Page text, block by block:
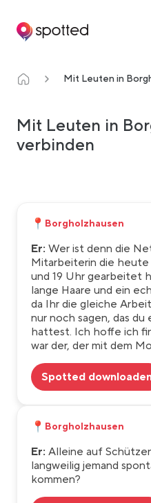
Main navigation
Mit Leuten in
Mit Leuten in
verbinden
📍 Borgholzhausen
Er: Wer ist denn die
Mitarbeiterin die heute
und 19 Uhr gearbeitet
lange Haare und ein
da Ihr die gleiche
nur noch sagen, das
hattest. Ich hoffe ich
war der, der mit dem
Spotted
📍 Borgholzhausen
Er: Alleine auf
langweilig jemand
kommen?